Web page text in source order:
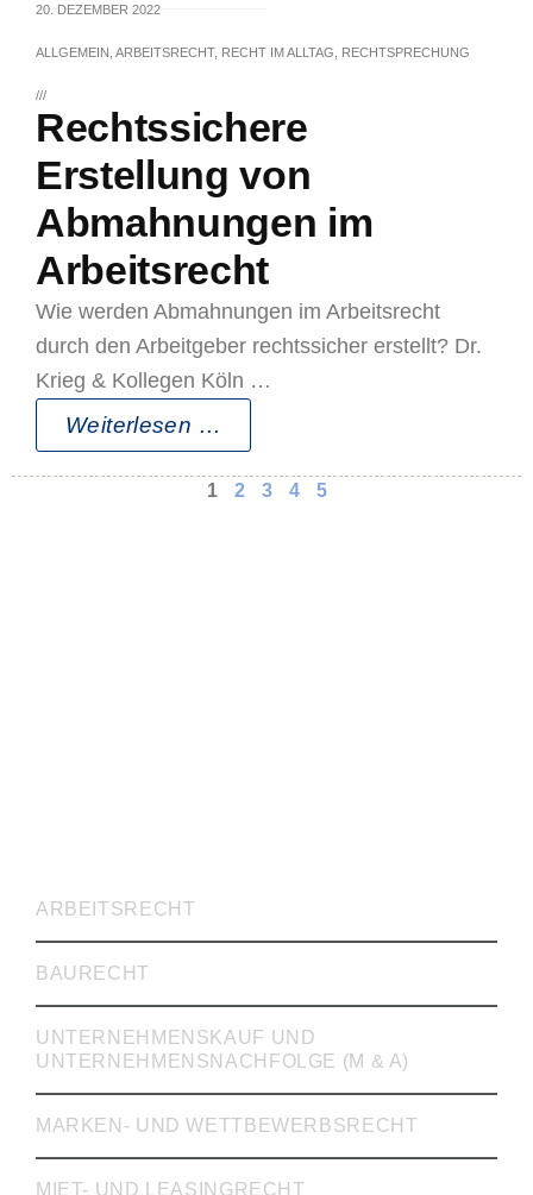
20. DEZEMBER 2022
ALLGEMEIN ARBEITSRECHT, RECHT IM ALLTAG RECHTSPRECHUNG
///
Rechtssichere
Erstellung von
Abmahnungen im
Arbeitsrecht
Wie werden Abmahnungen im Arbeitsrecht
durch den Arbeitgeber rechtssicher erstellt? Dr.
Krieg & Kollegen Köln …
Weiterlesen …
1 2 3 4 5
ARBEITSRECHT
BAURECHT
UNTERNEHMENSKAUF UND
UNTERNEHMENSNACHFOLGE (M & A)
MARKEN- UND WETTBEWERBSRECHT
MIET- UND LEASINGRECHT